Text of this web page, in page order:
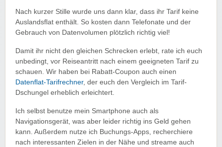
Nach kurzer Stille wurde uns dann klar, dass ihr Tarif keine
Auslandsflat enthält. So kosten dann Telefonate und der
Gebrauch von Datenvolumen plötzlich richtig viel!
Damit ihr nicht den gleichen Schrecken erlebt, rate ich euch
unbedingt, vor Reiseantritt nach einem geeigneten Tarif zu
schauen. Wir haben bei Rabatt-Coupon auch einen
Datenflat-Tarifrechner, der euch den Vergleich im Tarif-
Dschungel erheblich erleichtert.
Ich selbst benutze mein Smartphone auch als
Navigationsgerät, was aber leider richtig ins Geld gehen
kann. Außerdem nutze ich Buchungs-Apps, recherchiere
nach interessanten Zielen in der Nähe und streame auch